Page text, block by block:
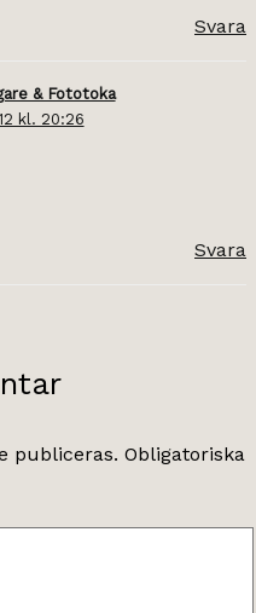
Svara
& Fototoka
kl. 20:26
Svara
publiceras. Obligatoriska